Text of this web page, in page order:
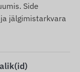
Side
jälgimistarkvara